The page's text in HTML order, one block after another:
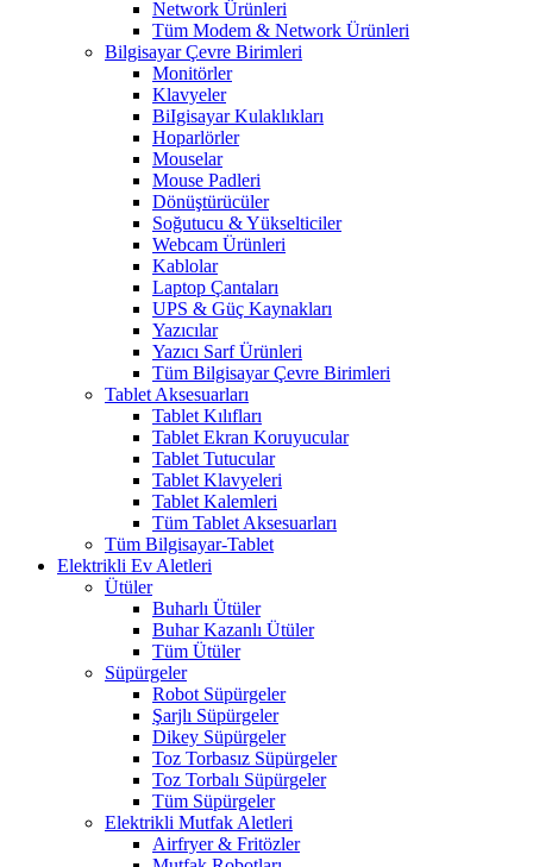
Network Ürünleri
Tüm Modem & Network Ürünleri
Bilgisayar Çevre Birimleri
Monitörler
Klavyeler
BiIgisayar Kulaklıkları
Hoparlörler
Mouselar
Mouse Padleri
Dönüştürücüler
Soğutucu & Yükselticiler
Webcam Ürünleri
Kablolar
Laptop Çantaları
UPS & Güç Kaynakları
Yazıcılar
Yazıcı Sarf Ürünleri
Tüm Bilgisayar Çevre Birimleri
Tablet Aksesuarları
Tablet Kılıfları
Tablet Ekran Koruyucular
Tablet Tutucular
Tablet Klavyeleri
Tablet Kalemleri
Tüm Tablet Aksesuarları
Tüm Bilgisayar-Tablet
Elektrikli Ev Aletleri
Ütüler
Buharlı Ütüler
Buhar Kazanlı Ütüler
Tüm Ütüler
Süpürgeler
Robot Süpürgeler
Şarjlı Süpürgeler
Dikey Süpürgeler
Toz Torbasız Süpürgeler
Toz Torbalı Süpürgeler
Tüm Süpürgeler
Elektrikli Mutfak Aletleri
Airfryer & Fritözler